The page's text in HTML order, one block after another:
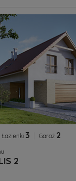
Łazienki 3 Garaż 2
2